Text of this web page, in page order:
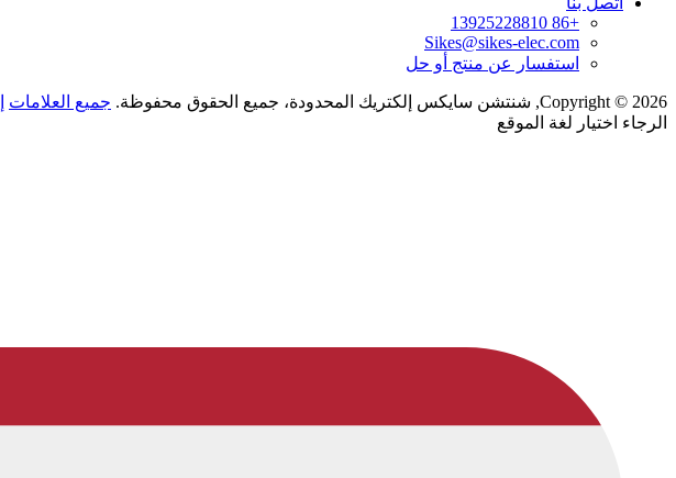
+86 13925228810
Sikes@sikes-elec.com
استفسار عن منتج أو حل
Copyright © 2026, شنتشن سايكس إلكتريك المحدودة، جميع الحقوق محفوظة. جميع العلامات
الرجاء اختيار لغة الموقع